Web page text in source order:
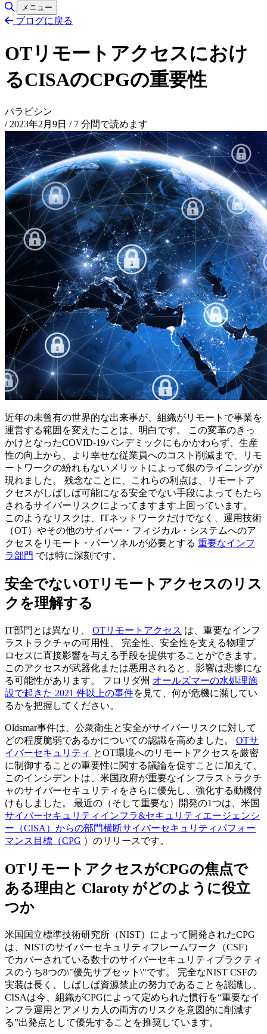
検索の切り替え
メニュー
ブログに戻る
OTリモートアクセスにおけ
るCISAのCPGの重要性
パラビシン
/ 2023年2月9日 /7 分間で読めます
近年の未曾有の世界的な出来事が、組織がリモートで事業を
運営する範囲を変えたことは、明白です。 この変革のきっ
かけとなったCOVID-19パンデミックにもかかわらず、生産
性の向上から、より幸せな従業員へのコスト削減まで、リモ
ートワークの紛れもないメリットによって銀のライニングが
現れました。 残念なことに、これらの利点は、リモートア
クセスがしばしば可能になる安全でない手段によってもたら
されるサイバーリスクによってますます上回っています。
このようなリスクは、ITネットワークだけでなく、運用技術
（OT）やその他のサイバー・フィジカル・システムへのア
クセスをリモート・パーソネルが必要とする 重要なインフ
ラ部門 では特に深刻です。
安全でないOTリモートアクセスのリス
クを理解する
IT部門とは異なり、 OTリモートアクセス は、重要なインフ
ラストラクチャの可用性、 完全性、安全性を支える物理プ
ロセスに直接影響を与える手段を提供することができます。
このアクセスが武器化または悪用されると、影響は悲惨にな
る可能性があります。 フロリダ州 オールズマーの水処理施
設で起きた 2021 件以上の事件を見て、何が危機に瀕してい
るかを把握してください。
Oldsmar事件は、公衆衛生と安全がサイバーリスクに対して
どの程度脆弱であるかについての認識を高めました。 OTサ
イバーセキュリティ とOT環境へのリモートアクセスを厳密
に制御することの重要性に関する議論を促すことに加えて、
このインシデントは、米国政府が重要なインフラストラクチ
ャのサイバーセキュリティをさらに優先し、強化する動機付
けもしました。 最近の（そして重要な）開発の1つは、米国
サイバーセキュリティインフラ&セキュリティエージェンシ
ー（CISA）からの部門横断サイバーセキュリティパフォー
マンス目標（CPG ）のリリースです。
OTリモートアクセスがCPGの焦点で
ある理由と Claroty がどのように役立
つか
米国国立標準技術研究所（NIST）によって開発されたCPG
は、NISTのサイバーセキュリティフレームワーク（CSF）
でカバーされている数十のサイバーセキュリティプラクティ
スのうち8つの\"優先サブセット\"です。 完全なNIST CSFの
実装は長く、しばしば資源禁止の努力であることを認識し、
CISAは今、組織がCPGによって定められた慣行を“重要なイ
ンフラ運用とアメリカ人の両方のリスクを意図的に削減す
る”出発点として優先することを推奨しています。